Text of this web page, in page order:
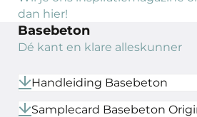
dan hier!
Basebeton
Dé kant en klare alleskunner
Handleiding Basebeton
Samplecard Basebeton